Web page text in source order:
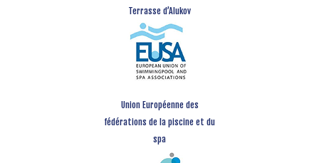
Terrasse d’Alukov
Union Européenne des
fédérations de la piscine et du
spa